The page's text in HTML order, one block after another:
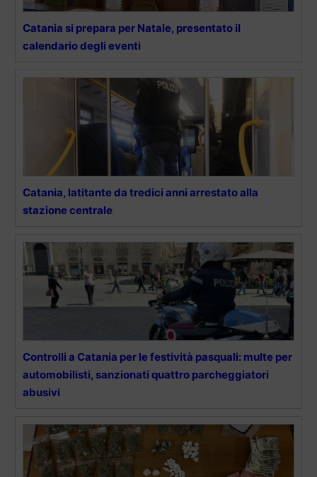
Catania si prepara per Natale, presentato il
calendario degli eventi
Catania, latitante da tredici anni arrestato alla
stazione centrale
Controlli a Catania per le festività pasquali: multe per
automobilisti, sanzionati quattro parcheggiatori
abusivi